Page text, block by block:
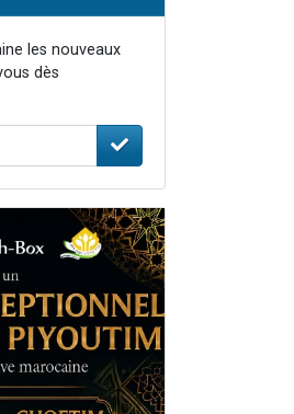
les nouveaux
dès